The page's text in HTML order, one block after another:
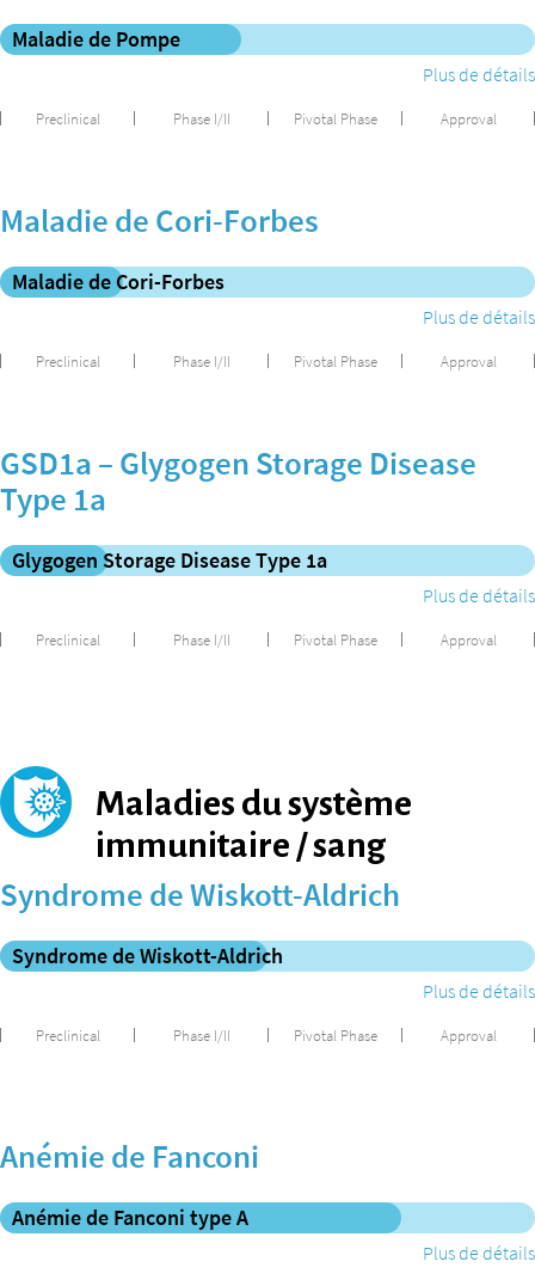
Maladie de Pompe
Plus de détails
Preclinical Phase I/II Pivotal Phase Approval
Maladie de Cori-Forbes
Maladie de Cori-Forbes
Plus de détails
Preclinical Phase I/II Pivotal Phase Approval
GSD1a – Glygogen Storage Disease
Type 1a
Glygogen Storage Disease Type 1a
Plus de détails
Preclinical Phase I/II Pivotal Phase Approval
Maladies du système
immunitaire / sang
Syndrome de Wiskott-Aldrich
Syndrome de Wiskott-Aldrich
Plus de détails
Preclinical Phase I/II Pivotal Phase Approval
Anémie de Fanconi
Anémie de Fanconi type A
Plus de détails